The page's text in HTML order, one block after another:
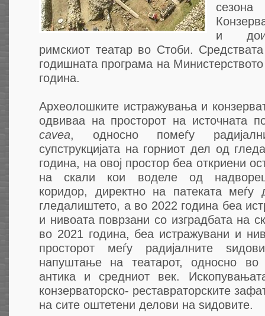
и
римскиот театар во Стоби.
годишната програма на
година.
Археолошките истражувања и
одвиваа на просторот на источната
cavea, односно помеѓу
супструкцијата на горниот дел од
година, на овој простор беа откриени
на скали кои воделе од
коридор, директно на патеката меѓу
гледалиштето, а во 2022 година беа
и нивоата поврзани со изградбата на
во 2021 година, беа истражувани и
просторот меѓу радијалните
напуштање на театарот, односно во
антика и средниот век.
конзерваторско- реставраторските
на сите оштетени делови на ѕидовите.